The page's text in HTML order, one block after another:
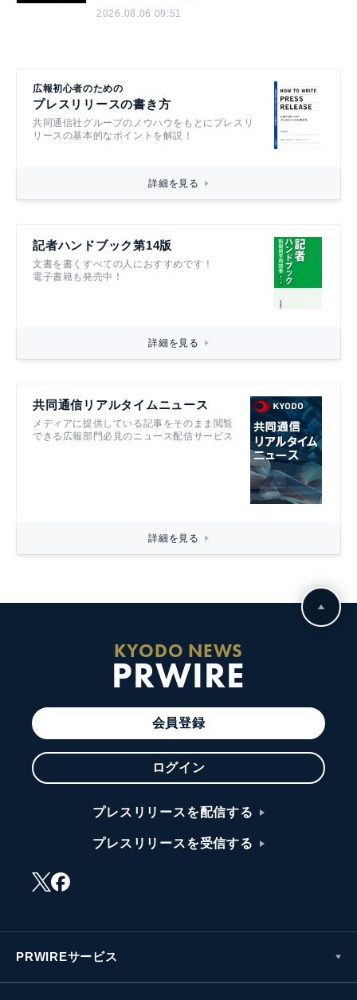
2026.08.06 09:51
広報初心者のための
プレスリリースの書き方
共同通信社グループのノウハウをもとにプレスリ
リースの基本的なポイントを解説！
詳細を見る
記者ハンドブック第14版
文書を書くすべての人におすすめです！
電子書籍も発売中！
詳細を見る
共同通信リアルタイムニュース
メディアに提供している記事をそのまま閲覧
できる広報部門必見のニュース配信サービス
詳細を見る
KYODO NEWS
PRWIRE
会員登録
ログイン
プレスリリースを配信する
プレスリリースを受信する
PRWIREサービス